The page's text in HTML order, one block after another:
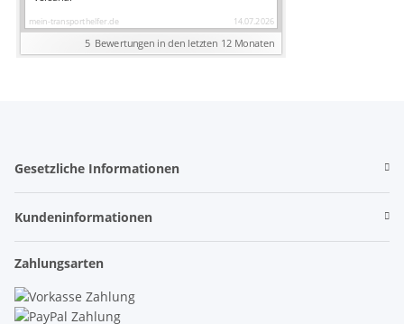
Gesetzliche Informationen
Kundeninformationen
Zahlungsarten